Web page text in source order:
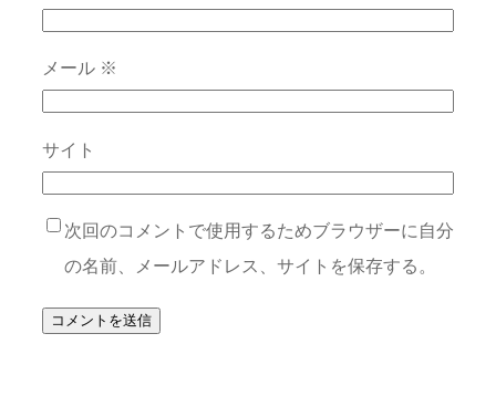
メール ※
サイト
次回のコメントで使用するためブラウザーに自分
の名前、メールアドレス、サイトを保存する。